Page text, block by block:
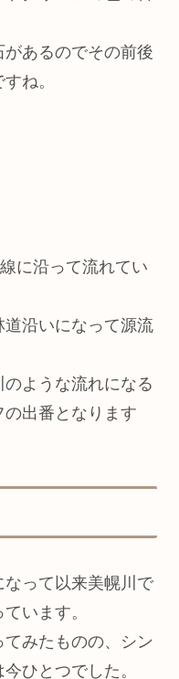
あるのでその前後
ね。
に沿って流れてい
沿いになって源流
ような流れになる
出番となります
って以来美幌川で
います。
みたものの、シン
ひとつでした。